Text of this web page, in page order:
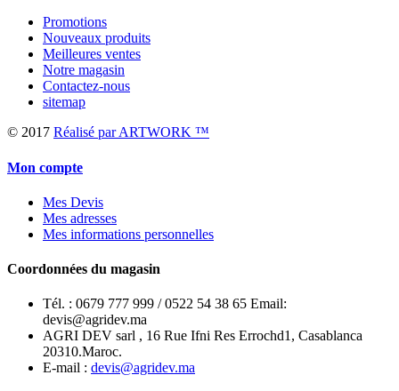
Promotions
Nouveaux produits
Meilleures ventes
Notre magasin
Contactez-nous
sitemap
© 2017 Réalisé par ARTWORK ™
Mon compte
Mes Devis
Mes adresses
Mes informations personnelles
Coordonnées du magasin
Tél. : 0679 777 999 / 0522 54 38 65 Email:
devis@agridev.ma
AGRI DEV sarl , 16 Rue Ifni Res Errochd1, Casablanca
20310.Maroc.
E-mail : devis@agridev.ma